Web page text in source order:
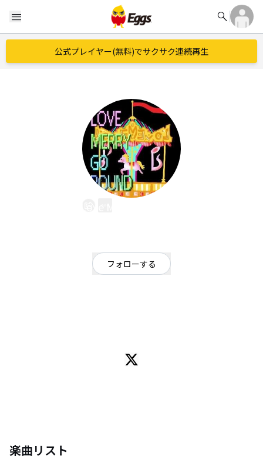
menu search
公式プレイヤー(無料)でサクサク連続再生
フォローする
Vo.うっちー内田/Key.姫/Key.アキ/Gt.リョウヘイ/Dr.ムー近藤/Baなおみ
楽曲リスト